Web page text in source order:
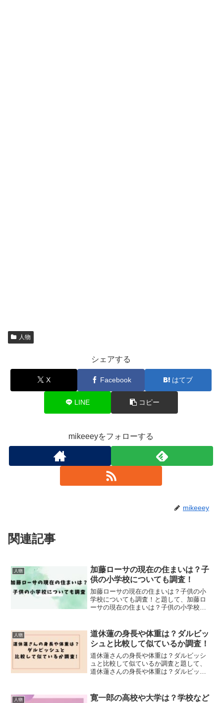
人物
シェアする
X Facebook はてブ
LINE コピー
mikeeeyをフォローする
mikeeey
関連記事
人物
加藤ローサの現在の住まいは？子
供の小学校についても調査！
加藤ローサの現在の住まいは？子供の小
学校についても調査！と題して、加藤ロ
ーサの現在の住まいは？子供の小学校に
人物
道休蓮の身長や体重は？ダルビッ
シュと比較して似ているか調査！
道休蓮さんの身長や体重は？ダルビッシ
ュと比較して似ているか調査と題して、
道休蓮さんの身長や体重は？ダルビッシ
人物
寛一郎の高校や大学は？学校など